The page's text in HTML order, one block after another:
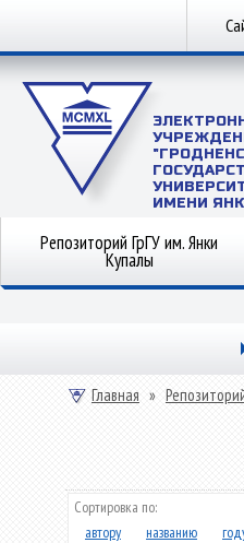
ИМЕНИ
Репозиторий ГрГУ им. Янки
Купалы
Главная »
Сортировка по:
автору
названию